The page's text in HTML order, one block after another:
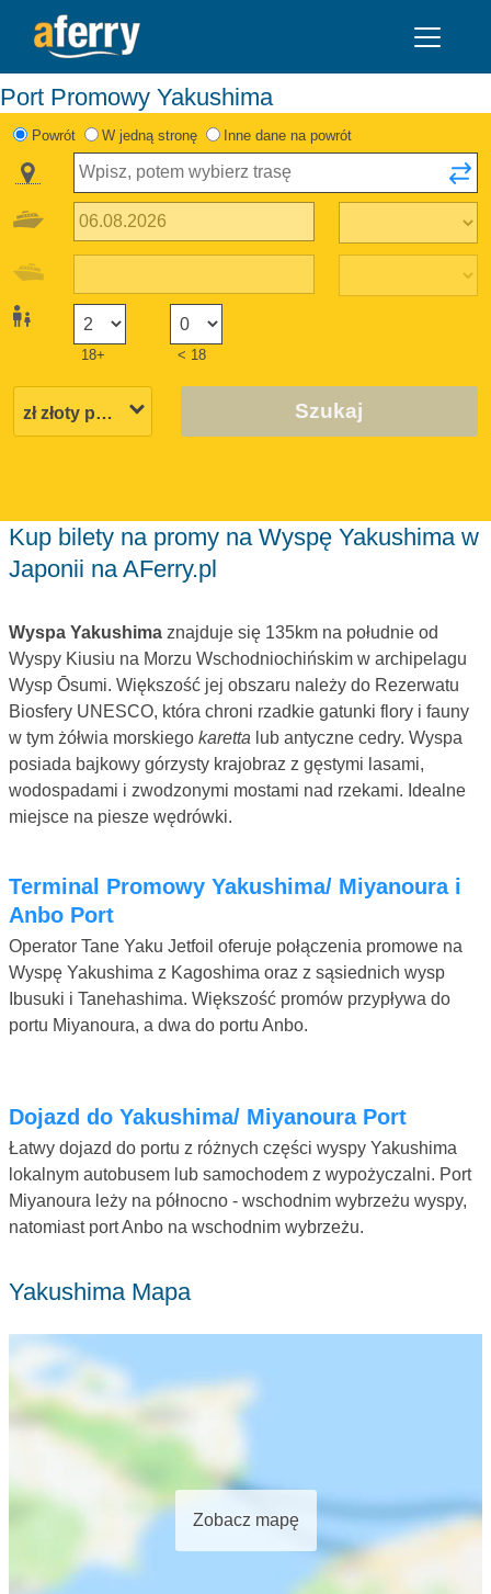
Port Promowy Yakushima
Powrót W jedną stronę Inne dane na powrót
18+ < 18
Szukaj
Kup bilety na promy na Wyspę Yakushima w
Japonii na AFerry.pl
Wyspa Yakushima znajduje się 135km na południe od
Wyspy Kiusiu na Morzu Wschodniochińskim w archipelagu
Wysp Ōsumi. Większość jej obszaru należy do Rezerwatu
Biosfery UNESCO, która chroni rzadkie gatunki flory i fauny
w tym żółwia morskiego karetta lub antyczne cedry. Wyspa
posiada bajkowy górzysty krajobraz z gęstymi lasami,
wodospadami i zwodzonymi mostami nad rzekami. Idealne
miejsce na piesze wędrówki.
Terminal Promowy Yakushima/ Miyanoura i
Anbo Port
Operator Tane Yaku Jetfoil oferuje połączenia promowe na
Wyspę Yakushima z Kagoshima oraz z sąsiednich wysp
Ibusuki i Tanehashima. Większość promów przypływa do
portu Miyanoura, a dwa do portu Anbo.
Dojazd do Yakushima/ Miyanoura Port
Łatwy dojazd do portu z różnych części wyspy Yakushima
lokalnym autobusem lub samochodem z wypożyczalni. Port
Miyanoura leży na północno - wschodnim wybrzeżu wyspy,
natomiast port Anbo na wschodnim wybrzeżu.
Yakushima Mapa
Zobacz mapę